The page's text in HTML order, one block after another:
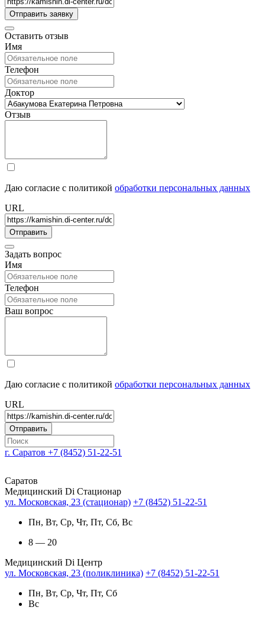
Оставить отзыв
Имя
Телефон
Доктор
Отзыв
Даю согласие с политикой обработки персональных данных
URL
Задать вопрос
Имя
Телефон
Ваш вопрос
Даю согласие с политикой обработки персональных данных
URL
г. Саратов +7 (8452) 51-22-51
Саратов
Медицинский Di Стационар
ул. Московская, 23 (стационар) +7 (8452) 51-22-51
Пн, Вт, Ср, Чт, Пт, Сб, Вс
8 — 20
Медицинский Di Центр
ул. Московская, 23 (поликлиника) +7 (8452) 51-22-51
Пн, Вт, Ср, Чт, Пт, Сб
Вс